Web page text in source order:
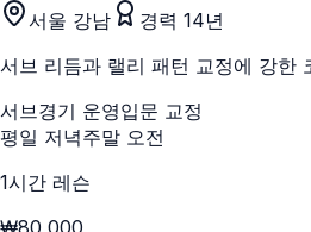
서울 강남
경력 14년
서브 리듬과 랠리 패턴 교정에 강한
서브 경기 운영입문 교정
평일 저녁주말 오전
1시간 레슨
₩80,000